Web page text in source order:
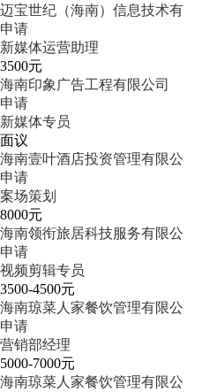
迈宝世纪（海南）信息技术有
申请
新媒体运营助理
3500元
海南印象广告工程有限公司
申请
新媒体专员
面议
海南壹叶酒店投资管理有限公
申请
案场策划
8000元
海南领衔旅居科技服务有限公
申请
视频剪辑专员
3500-4500元
海南琼菜人家餐饮管理有限公
申请
营销部经理
5000-7000元
海南琼菜人家餐饮管理有限公